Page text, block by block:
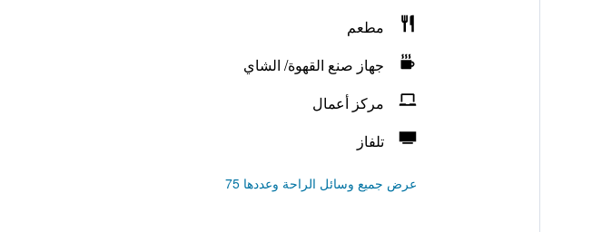
مطعم
جهاز صنع القهوة/ الشاي
مركز أعمال
تلفاز
عرض جميع وسائل الراحة وعددها 75